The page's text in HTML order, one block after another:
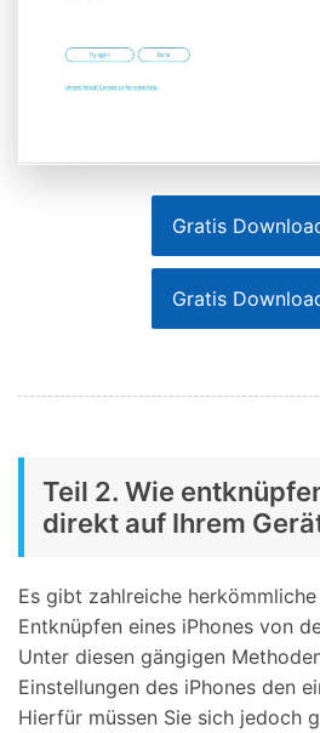
Gratis
Gratis
Teil 2. Wie
direkt auf Ihrem
Es gibt zahlreiche
Entknüpfen eines iPhones von
Unter diesen gängigen
Einstellungen des iPhones den
Hierfür müssen Sie sich jedoch